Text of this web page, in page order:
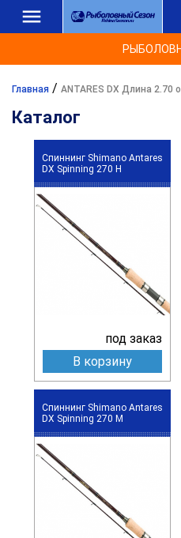
Главная / ANTARES DX Длина 2.70
Каталог
Спиннинг Shimano Antares
DX Spinning 270 H
под заказ
В корзину
Спиннинг Shimano Antares
DX Spinning 270 M